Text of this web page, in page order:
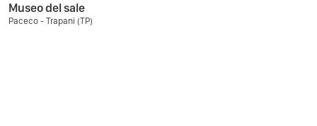
Museo del sale
Paceco - Trapani (TP)